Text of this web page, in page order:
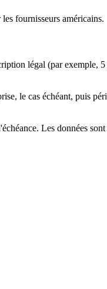
fournisseurs américains.
légal (par exemple,
le cas échéant, puis
Les données